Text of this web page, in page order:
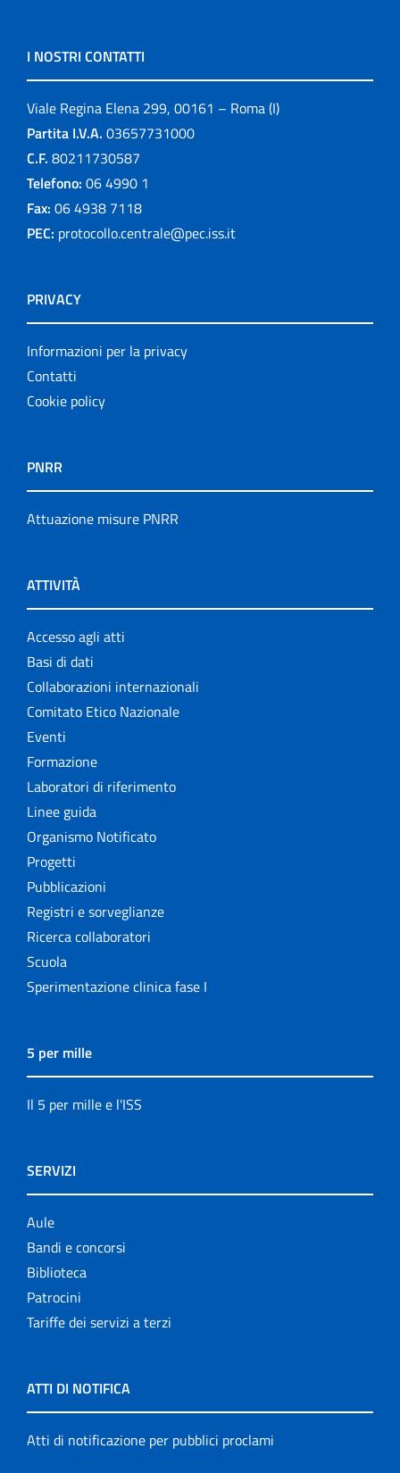
I NOSTRI CONTATTI
Viale Regina Elena 299, 00161 – Roma (I)
Partita I.V.A. 03657731000
C.F. 80211730587
Telefono: 06 4990 1
Fax: 06 4938 7118
PEC: protocollo.centrale@pec.iss.it
PRIVACY
Informazioni per la privacy
Contatti
Cookie policy
PNRR
Attuazione misure PNRR
ATTIVITÀ
Accesso agli atti
Basi di dati
Collaborazioni internazionali
Comitato Etico Nazionale
Eventi
Formazione
Laboratori di riferimento
Linee guida
Organismo Notificato
Progetti
Pubblicazioni
Registri e sorveglianze
Ricerca collaboratori
Scuola
Sperimentazione clinica fase I
5 per mille
Il 5 per mille e l'ISS
SERVIZI
Aule
Bandi e concorsi
Biblioteca
Patrocini
Tariffe dei servizi a terzi
ATTI DI NOTIFICA
Atti di notificazione per pubblici proclami